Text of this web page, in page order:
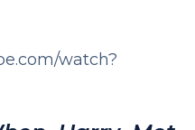
watch?